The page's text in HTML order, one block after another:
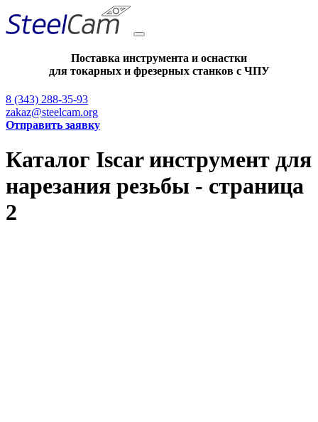
Поставка инструмента и оснастки
для токарных и фрезерных станков с ЧПУ
8 (343) 288-35-93
zakaz@steelcam.org
Отправить заявку
Каталог Iscar инструмент для
нарезания резьбы - страница
2